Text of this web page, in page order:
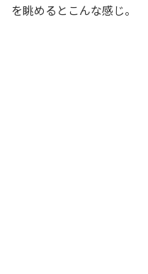
を眺めるとこんな感じ。